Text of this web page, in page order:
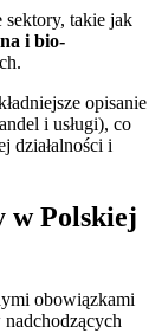
sektory, takie jak
i bio-
opisanie
i usługi), co
działalności i
w Polskiej
obowiązkami